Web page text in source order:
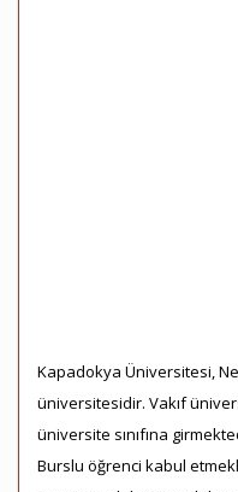
Kapadokya Üniversitesi,
üniversitesidir. Vakıf
üniversite sınıfına
Burslu öğrenci kabul